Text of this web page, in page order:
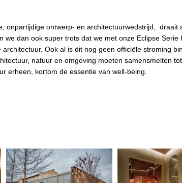
onpartijdige ontwerp- en architectuurwedstrijd, draait
dan ook super trots dat we met onze Eclipse Serie
architectuur. Ook al is dit nog geen officiële stroming
natuur en omgeving moeten samensmelten
erheen, kortom de essentie van well-being.